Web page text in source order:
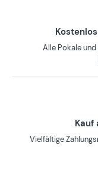
Alle Pokale
Kauf
Vielfältige